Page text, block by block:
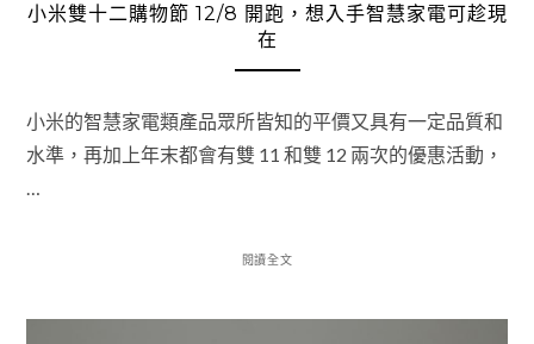
小米雙十二購物節 12/8 開跑，想入手智慧家電可趁現
在
小米的智慧家電類產品眾所皆知的平價又具有一定品質和
水準，再加上年末都會有雙 11 和雙 12 兩次的優惠活動，
…
閱讀全文